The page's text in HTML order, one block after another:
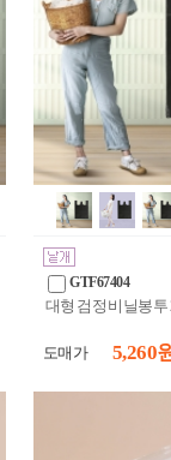
GTF67404
대형 검정 비닐봉투
도매가 5,260